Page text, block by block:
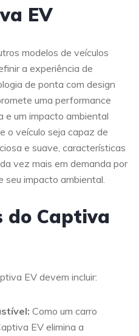
EV
modelos de veículos
a experiência de
de ponta com design
uma performance
e um impacto ambiental
o veículo seja capaz de
e suave, características
vez mais em demanda por
seu impacto ambiental.
do Captiva
EV devem incluir:
Como um carro
EV elimina a